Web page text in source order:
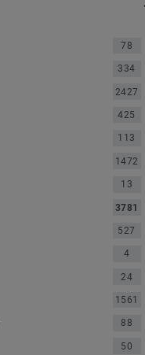
78
334
2427
425
113
1472
13
3781
527
4
24
1561
88
50